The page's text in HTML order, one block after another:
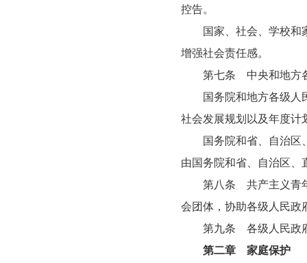
控告。
国家、社会、学校和家
增强社会责任感。
第七条 中央和地方各
国务院和地方各级人民
社会发展规划以及年度计
国务院和省、自治区、
由国务院和省、自治区
第八条 共产主义青年
会团体，协助各级人民政
第九条 各级人民政府
第二章 家庭保护